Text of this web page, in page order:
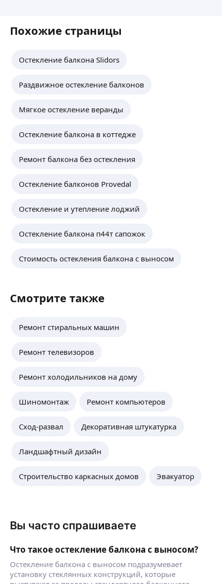
Похожие страницы
Остекление балкона Slidors
Раздвижное остекление балконов
Мягкое остекление веранды
Остекление балкона в коттедже
Ремонт балкона без остекления
Остекление балконов Provedal
Остекление и утепление лоджий
Остекление балкона п44т сапожок
Стоимость остекления балкона с выносом
Смотрите также
Ремонт стиральных машин
Ремонт телевизоров
Ремонт холодильников на дому
Шиномонтаж Ремонт компьютеров
Сход-развал Декоративная штукатурка
Ландшафтный дизайн
Строительство каркасных домов Эвакуатор
Вы часто спрашиваете
Что такое остекление балкона с выносом?
Остекление балкона с выносом подразумевает
установку стеклянных конструкций, которые